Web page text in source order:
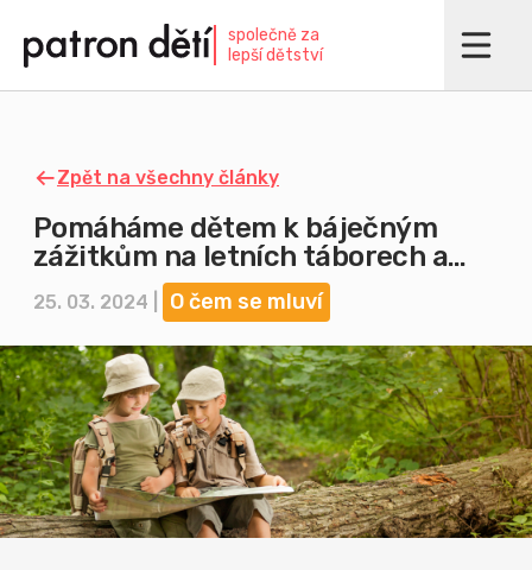
hlavnímu
obsahu
společně za
lepší dětství
Zpět na všechny články
Pomáháme dětem k báječným
zážitkům na letních táborech a
soustředěních
25. 03. 2024 | O čem se mluví
Imagine